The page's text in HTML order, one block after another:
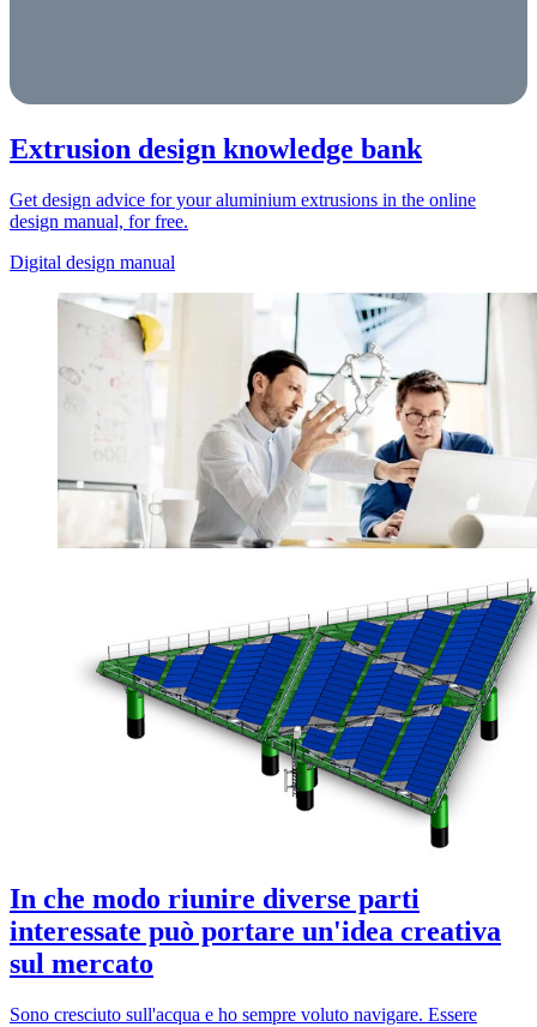
Extrusion design knowledge bank
Get design advice for your aluminium extrusions in the online
design manual, for free.
Digital design manual
In che modo riunire diverse parti
interessate può portare un'idea creativa
sul mercato
Sono cresciuto sull'acqua e ho sempre voluto navigare. Essere